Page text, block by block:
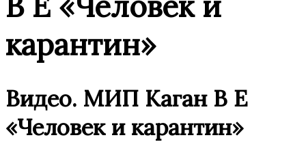
карантин»
Видео. МИП Каган В Е
«Человек и карантин»